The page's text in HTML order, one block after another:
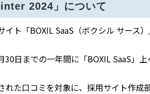
2024」について
イト「BOXIL SaaS（ボクシル サース
日までの一年間に「BOXIL SaaS」
た口コミを対象に、採用サイト作成